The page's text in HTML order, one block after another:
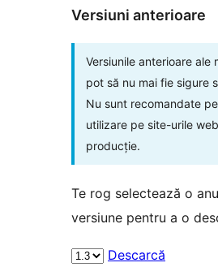
Versiuni anterioare
Versiunile anterioare ale
pot să nu mai fie sigure
Nu sunt recomandate
utilizare pe site-urile
producție.
Te rog selectează o
versiune pentru a o
Descarcă